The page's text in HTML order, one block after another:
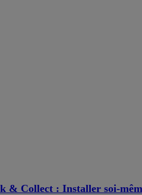
& Collect : Installer soi-